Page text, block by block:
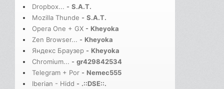
Dropbox... - S.A.T.
Mozilla Thunde - S.A.T.
Opera One + GX - Kheyoka
Zen Browser... - Kheyoka
Яндекс Браузер - Kheyoka
Chromium... - gr429842534
Telegram + Por - Nemec555
Iberian - Hidd - .::DSE::.